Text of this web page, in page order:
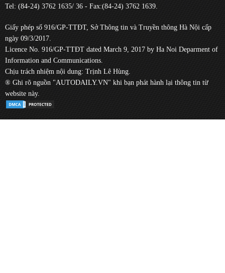
Tel: (84-24) 3762 1635/ 36 - Fax:(84-24) 3762 1639.
Giấy phép số 916/GP-TTĐT, Sở Thông tin và Truyền thông Hà Nội cấp
ngày 09/3/2017.
Licence No. 916/GP-TTĐT dated March 9, 2017 by Ha Noi Deparment of
Information and Communications.
Chịu trách nhiệm nội dung: Trịnh Lê Hùng.
® Ghi rõ nguồn "AUTODAILY.VN" khi bạn phát hành lại thông tin từ
website này.